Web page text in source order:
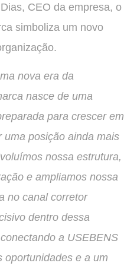
CEO da empresa, o
simboliza um novo
nova era da
nasce de uma
para crescer em
uma posição ainda mais
nossa estrutura,
e ampliamos nossa
no canal corretor
dentro dessa
a USEBENS
oportunidades e a um